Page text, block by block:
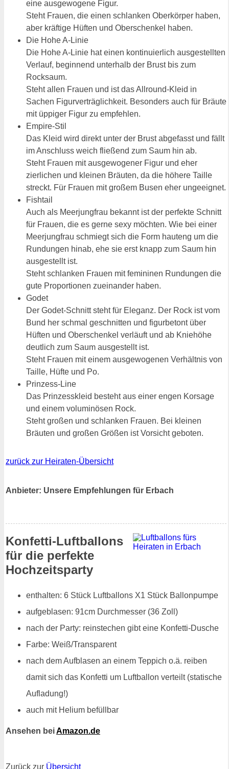
eine ausgewogene Figur.
Steht Frauen, die einen schlanken Oberkörper haben,
aber kräftige Hüften und Oberschenkel haben.
Die Hohe A-Linie
Die Hohe A-Linie hat einen kontinuierlich ausgestellten
Verlauf, beginnend unterhalb der Brust bis zum
Rocksaum.
Steht allen Frauen und ist das Allround-Kleid in
Sachen Figurverträglichkeit. Besonders auch für Bräute
mit üppiger Figur zu empfehlen.
Empire-Stil
Das Kleid wird direkt unter der Brust abgefasst und fällt
im Anschluss weich fließend zum Saum hin ab.
Steht Frauen mit ausgewogener Figur und eher
zierlichen und kleinen Bräuten, da die höhere Taille
streckt. Für Frauen mit großem Busen eher ungeeignet.
Fishtail
Auch als Meerjungfrau bekannt ist der perfekte Schnitt
für Frauen, die es gerne sexy möchten. Wie bei einer
Meerjungfrau schmiegt sich die Form hauteng um die
Rundungen hinab, ehe sie erst knapp zum Saum hin
ausgestellt ist.
Steht schlanken Frauen mit femininen Rundungen die
gute Proportionen zueinander haben.
Godet
Der Godet-Schnitt steht für Eleganz. Der Rock ist vom
Bund her schmal geschnitten und figurbetont über
Hüften und Oberschenkel verläuft und ab Kniehöhe
deutlich zum Saum ausgestellt ist.
Steht Frauen mit einem ausgewogenen Verhältnis von
Taille, Hüfte und Po.
Prinzess-Line
Das Prinzesskleid besteht aus einer engen Korsage
und einem voluminösen Rock.
Steht großen und schlanken Frauen. Bei kleinen
Bräuten und großen Größen ist Vorsicht geboten.
zurück zur Heiraten-Übersicht
Anbieter: Unsere Empfehlungen für Erbach
Konfetti-Luftballons
für die perfekte
Hochzeitsparty
enthalten: 6 Stück Luftballons X1 Stück Ballonpumpe
aufgeblasen: 91cm Durchmesser (36 Zoll)
nach der Party: reinstechen gibt eine Konfetti-Dusche
Farbe: Weiß/Transparent
nach dem Aufblasen an einem Teppich o.ä. reiben
damit sich das Konfetti um Luftballon verteilt (statische
Aufladung!)
auch mit Helium befüllbar
Ansehen beiAmazon.de
Zurück zur Übersicht